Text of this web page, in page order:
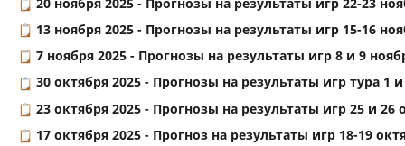
13 ноября 2025 - Прогнозы на результаты игр 15-16
7 ноября 2025 - Прогнозы на результаты игр 8 и 9
30 октября 2025 - Прогнозы на результаты игр тура 1
23 октября 2025 - Прогнозы на результаты игр 25 и 26
17 октября 2025 - Прогноз на результаты игр 18-19